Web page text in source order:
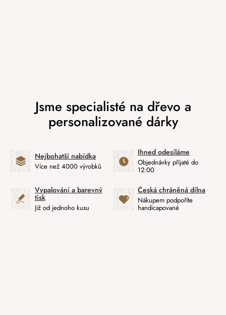
Nejbohatší nabídka
Více než 4000 výrobků
Ihned odesíláme
Objednávky přijaté do
12:00
Vypalování a barevný
tisk
Již od jednoho kusu
Česká chráněná dílna
Nákupem podpoříte
handicapované